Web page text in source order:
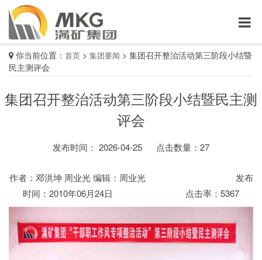
你当前位置： 首页 > 集团要闻 > 集团召开整治活动第三阶段小结暨
民主测评会
集团召开整治活动第三阶段小结暨民主测
评会
发布时间： 2026-04-25 点击数量： 27
作者：邓洪坤 周业光 编辑：周业光 发布
时间：2010年06月24日 点击率：5367